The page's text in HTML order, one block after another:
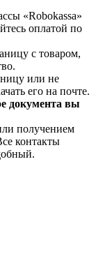
«Robokassa»
оплатой по
с товаром,
или не
его на почте.
документа вы
получением
контакты